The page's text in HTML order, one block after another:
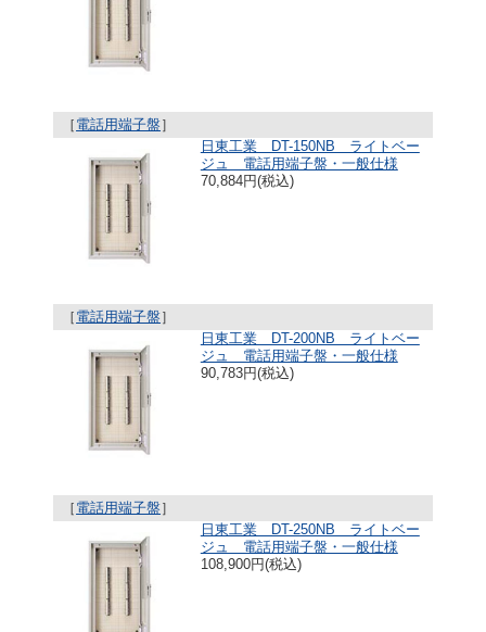
［ 電話用端子盤］
日東工業 DT-150NB ライトベー
ジュ 電話用端子盤・一般仕様
70,884円(税込)
［ 電話用端子盤］
日東工業 DT-200NB ライトベー
ジュ 電話用端子盤・一般仕様
90,783円(税込)
［ 電話用端子盤］
日東工業 DT-250NB ライトベー
ジュ 電話用端子盤・一般仕様
108,900円(税込)